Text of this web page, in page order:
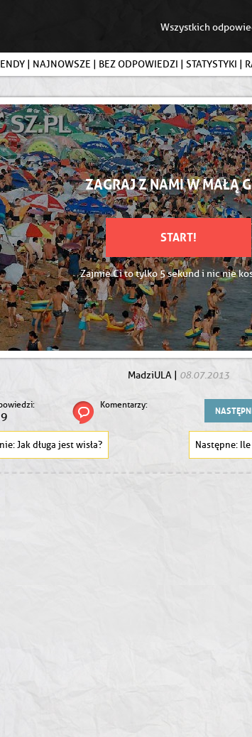
Wszystkich
| NAJNOWSZE | BEZ ODPOWIEDZI | STATYSTYKI |
ZAGRAJ Z NAMI W MAŁĄ
START!
Zajmie Ci to tylko 5 sekund i nic nie
MadziULA| 08.07.2013
Komentarzy:
Jak długa jest wisła?